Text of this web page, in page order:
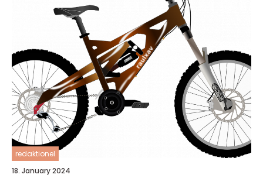
redaktionel
18. January 2024